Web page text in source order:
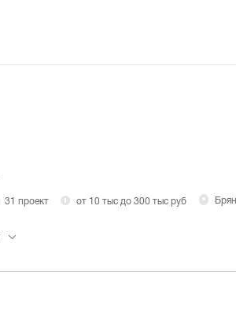
31 проект от 10 тыс до 300 тыс руб